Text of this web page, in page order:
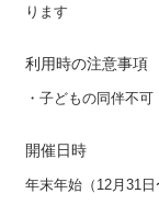
ります
利用時の注意事項
・子どもの同伴不可
開催日時
年末年始（12月31